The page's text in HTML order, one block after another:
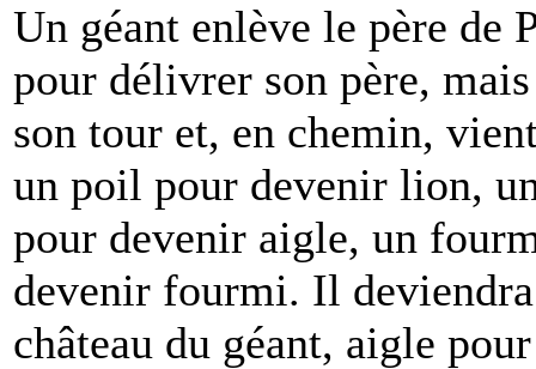
Un géant enlève le père de
pour délivrer son père,
son tour et, en chemin,
un poil pour devenir lion,
pour devenir aigle, un
devenir fourmi. Il
château du géant, aigle